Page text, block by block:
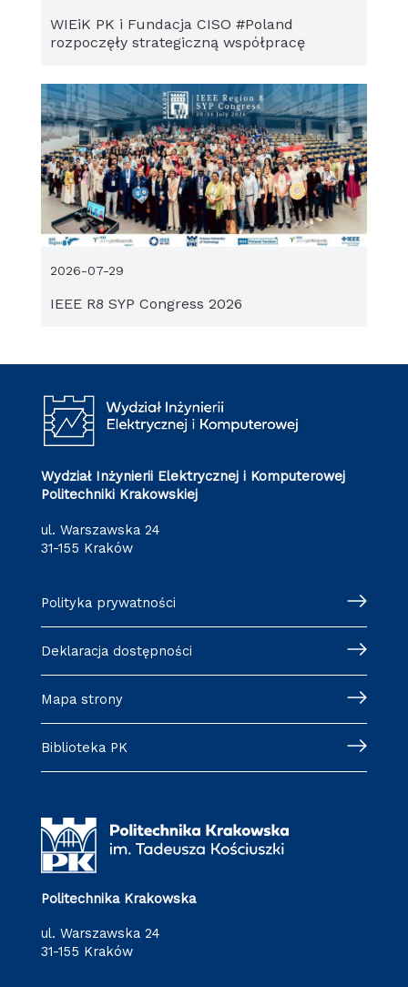
WIEiK PK i Fundacja CISO #Poland
rozpoczęły strategiczną współpracę
IEEE R8 SYP Congress 2026
2026-07-29
Wydział Inżynierii Elektrycznej i Komputerowej
Politechniki Krakowskiej
ul. Warszawska 24
31-155 Kraków
Polityka prywatności
Deklaracja dostępności
Mapa strony
Biblioteka PK
Politechnika Krakowska
ul. Warszawska 24
31-155 Kraków